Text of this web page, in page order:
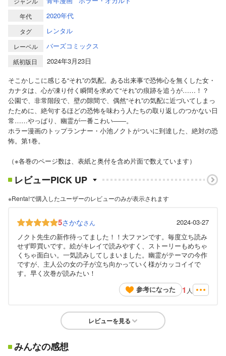
年代 2020年代
タグ レンタル
レーベル バーズコミックス
紙初版日
2024年3月23日
そこかしこに感じる“それ”の気配。ある出来事で恐怖心を無くした女・
カナタは、心が凍り付く瞬間を求めて“それ”の痕跡を追うが……！？
公園で、非常階段で、壁の隙間で、偶然“それ”の気配に近づいてしまっ
たために、絶句するほどの恐怖を味わう人たちの取り返しのつかない日
常……やっぱり、幽霊が一番こわい――。
ホラー漫画のトップランナー・小池ノクトがついに到達した、絶対の恐
怖。第1巻。
（※各巻のページ数は、表紙と奥付を含め片面で数えています）
レビューPICK UP
※Renta!で購入したユーザーのレビューのみが表示されます
5さかなさん
2024-03-27
ノクト先生の新作待ってました！！大ファンです。毎度立ち読み
せず即買いです。絵がキレイで読みやすく、ストーリーもめちゃ
くちゃ面白い。一気読みしてしまいました。幽霊がテーマの今作
ですが、主人公の女の子が立ち向かっていく様がカッコイイで
す。早く次巻が読みたい！
参考になった
1 人
レビューを見る
みんなの感想